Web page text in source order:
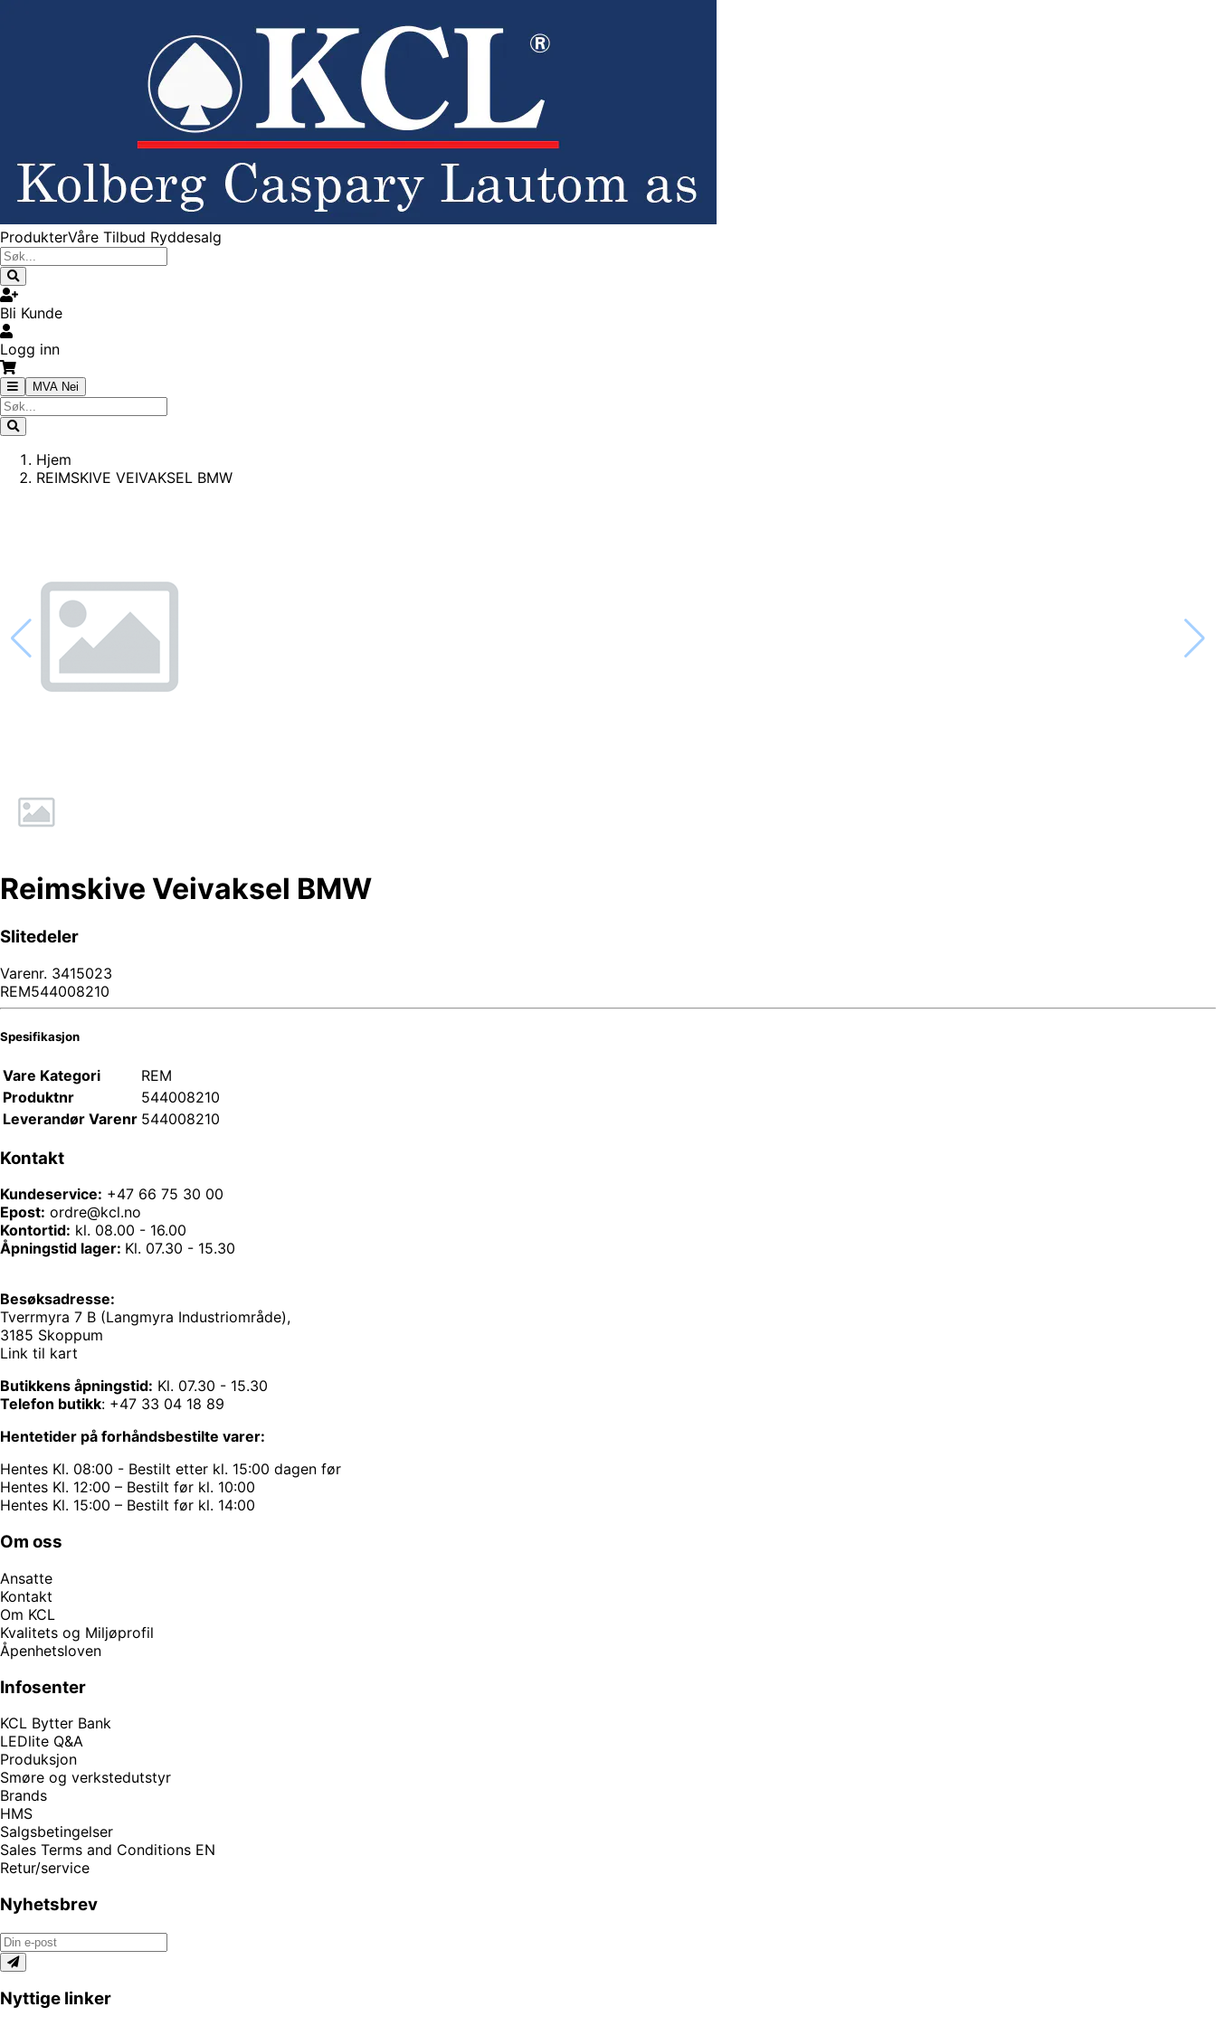
ProdukterVåre Tilbud Ryddesalg
Bli Kunde
Logg inn
MVA Nei
Hjem
REIMSKIVE VEIVAKSEL BMW
Reimskive Veivaksel BMW
Slitedeler
Varenr. 3415023
REM544008210
Spesifikasjon
Vare Kategori
REM
Produktnr
544008210
Leverandør Varenr 544008210
Kontakt
Kundeservice: +47 66 75 30 00
Epost: ordre@kcl.no
Kontortid: kl. 08.00 - 16.00
Åpningstid lager: Kl. 07.30 - 15.30
Besøksadresse:
Tverrmyra 7 B (Langmyra Industriområde),
3185 Skoppum
Link til kart
Butikkens åpningstid: Kl. 07.30 - 15.30
Telefon butikk: +47 33 04 18 89
Hentetider på forhåndsbestilte varer:
Hentes Kl. 08:00 - Bestilt etter kl. 15:00 dagen før
Hentes Kl. 12:00 – Bestilt før kl. 10:00
Hentes Kl. 15:00 – Bestilt før kl. 14:00
Om oss
Ansatte
Kontakt
Om KCL
Kvalitets og Miljøprofil
Åpenhetsloven
Infosenter
KCL Bytter Bank
LEDlite Q&A
Produksjon
Smøre og verkstedutstyr
Brands
HMS
Salgsbetingelser
Sales Terms and Conditions EN
Retur/service
Nyhetsbrev
Nyttige linker